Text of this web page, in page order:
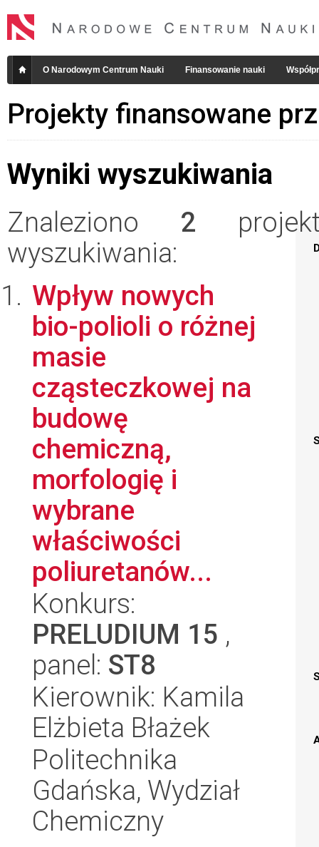
O Narodowym Centrum Nauki Finansowanie nauki
Projekty finansowane
Wyniki wyszukiwania
Znaleziono 2
wyszukiwania:
Wpływ nowych
bio-polioli o różnej
masie
cząsteczkowej na
budowę
chemiczną,
morfologię i
wybrane
właściwości
poliuretanów...
Konkurs:
PRELUDIUM 15 ,
panel: ST8
Kierownik: Kamila
Elżbieta Błażek
Politechnika
Gdańska, Wydział
Chemiczny